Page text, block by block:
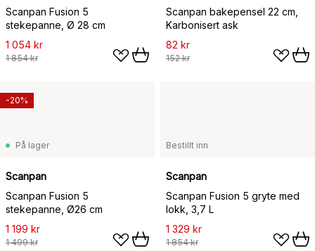
Scanpan Fusion 5
stekepanne, Ø 28 cm
1 054 kr
1 854 kr
Scanpan bakepensel 22 cm,
Karbonisert ask
82 kr
152 kr
På lager
Scanpan
Scanpan Fusion 5
stekepanne, Ø26 cm
1 199 kr
1 499 kr
-20%
Bestillt inn
Scanpan
Scanpan Fusion 5 gryte med
lokk, 3,7 L
1 329 kr
1 854 kr